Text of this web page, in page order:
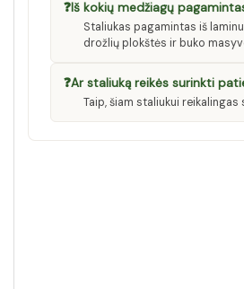
❓Iš kokių medžiagų
Staliukas pagamintas iš
drožlių plokštės ir buko
❓Ar staliuką reikės surinkti
Taip, šiam staliukui reikalingas